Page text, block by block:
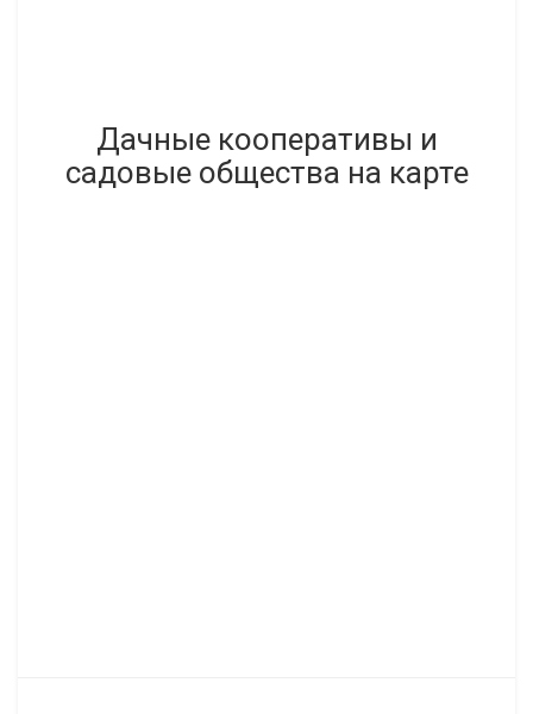
Дачные кооперативы и
садовые общества на карте